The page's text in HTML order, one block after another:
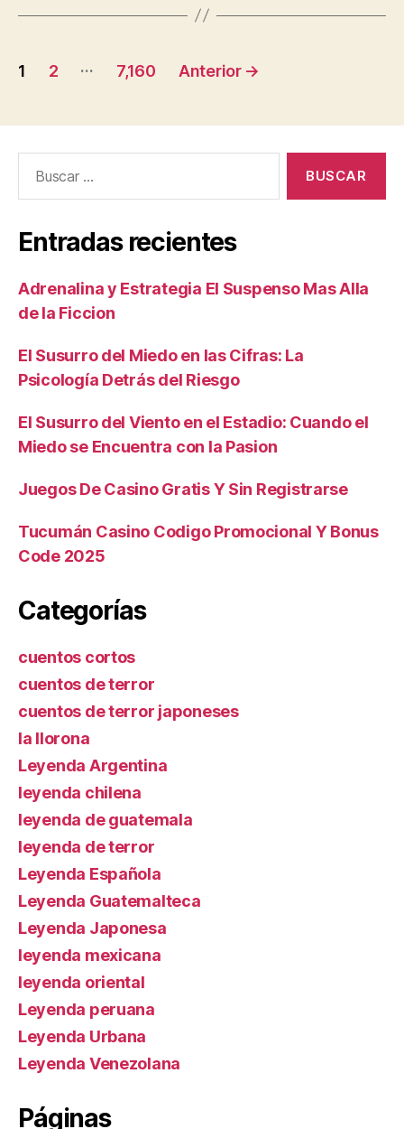
Paginación
entradas
1 2 … 7,160 Anterior →
Entradas recientes
Adrenalina y Estrategia El Suspenso Mas Alla
de la Ficcion
El Susurro del Miedo en las Cifras: La
Psicología Detrás del Riesgo
El Susurro del Viento en el Estadio: Cuando el
Miedo se Encuentra con la Pasion
Juegos De Casino Gratis Y Sin Registrarse
Tucumán Casino Codigo Promocional Y Bonus
Code 2025
Categorías
cuentos cortos
cuentos de terror
cuentos de terror japoneses
la llorona
Leyenda Argentina
leyenda chilena
leyenda de guatemala
leyenda de terror
Leyenda Española
Leyenda Guatemalteca
Leyenda Japonesa
leyenda mexicana
leyenda oriental
Leyenda peruana
Leyenda Urbana
Leyenda Venezolana
Páginas